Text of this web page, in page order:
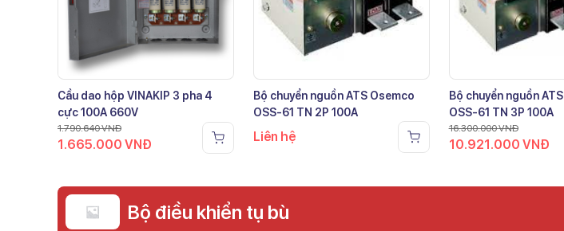
Cầu dao hộp VINAKIP 3 pha 4
cực 100A 660V
1.790.640VNĐ
1.665.000 VNĐ
Bộ chuyển nguồn ATS Osemco
OSS-61 TN 2P 100A
Liên hệ
Bộ chuyển nguồn
OSS-61 TN 3P 100A
16.300.000VNĐ
10.921.000 VNĐ
Bộ điều khiển tụ bù